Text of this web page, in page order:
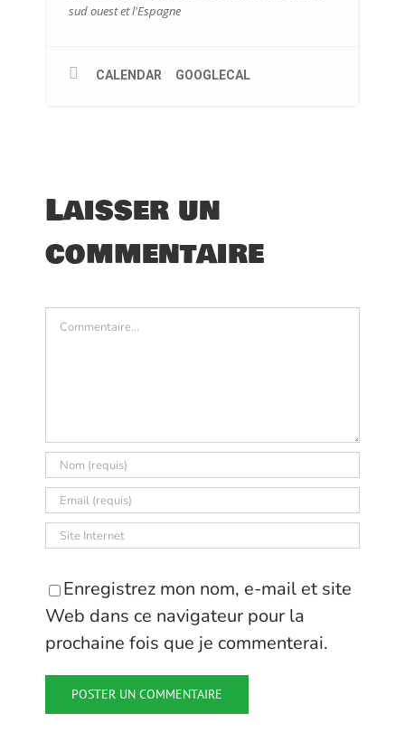
sud ouest et l'Espagne
CALENDAR GOOGLECAL
Laisser un
commentaire
Commentaire
Enregistrez mon nom, e-mail et site
Web dans ce navigateur pour la
prochaine fois que je commenterai.